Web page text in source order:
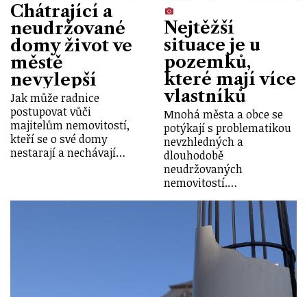
Chátrající a
neudržované
domy život ve
městě
nevylepší
Jak může radnice
postupovat vůči
majitelům nemovitostí,
kteří se o své domy
nestarají a nechávají…
Nejtěžší
situace je u
pozemků,
které mají více
vlastníků
Mnohá města a obce se
potýkají s problematikou
nevzhledných a
dlouhodobě
neudržovaných
nemovitostí.…